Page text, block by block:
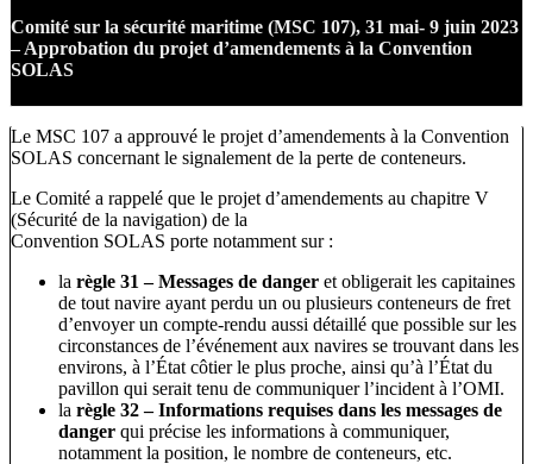
Comité sur la sécurité maritime (MSC 107), 31 mai- 9 juin 2023
– Approbation du projet d’amendements à la Convention
SOLAS
Le MSC 107 a approuvé le projet d’amendements à la Convention
SOLAS concernant le signalement de la perte de conteneurs.
Le Comité a rappelé que le projet d’amendements au chapitre V
(Sécurité de la navigation) de la
Convention SOLAS porte notamment sur :
la règle 31 – Messages de danger et obligerait les capitaines
de tout navire ayant perdu un ou plusieurs conteneurs de fret
d’envoyer un compte-rendu aussi détaillé que possible sur les
circonstances de l’événement aux navires se trouvant dans les
environs, à l’État côtier le plus proche, ainsi qu’à l’État du
pavillon qui serait tenu de communiquer l’incident à l’OMI.
la règle 32 – Informations requises dans les messages de
danger qui précise les informations à communiquer,
notamment la position, le nombre de conteneurs, etc.